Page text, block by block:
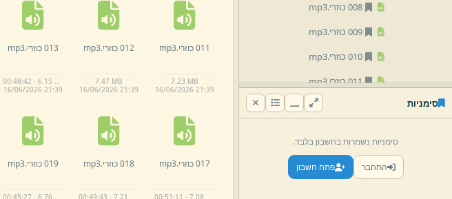
008 כוזרי.
mp3
009 כוזרי.
mp3
010 כוזרי.
mp3
011 כוזרי.
mp3
mp3
015 כוזרי.
mp3
016 כוזרי.
mp3
סימניות
סימניות נשמרות בחשבון בלבד.
התחבר פתח חשבון
011 כוזרי. mp3
7.23 MB
16/06/2026 21:39
012 כוזרי. mp3
7.47 MB
16/06/2026 21:39
013 כוזרי. mp3
00:48:42 · 6.15 MB
16/06/2026 21:39
017 כוזרי. mp3 018 כוזרי. mp3 019 כוזרי. mp3